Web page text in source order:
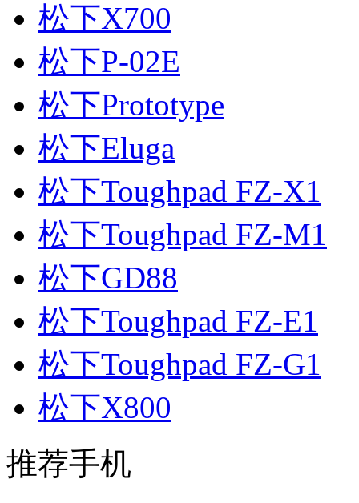
松下X700
松下P-02E
松下Prototype
松下Eluga
松下Toughpad FZ-X1
松下Toughpad FZ-M1
松下GD88
松下Toughpad FZ-E1
松下Toughpad FZ-G1
松下X800
推荐手机